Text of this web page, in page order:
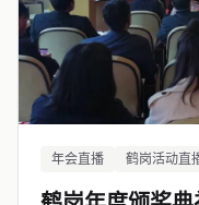
年会直播 鹤岗活动直